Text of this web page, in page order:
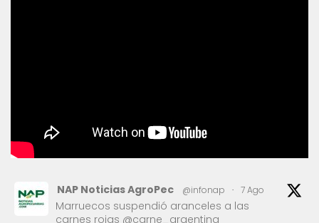
NAP Noticias AgroPec @infonap · 7 Ago
Marruecos suspendió aranceles a las
carnes rojas @carne_argentina